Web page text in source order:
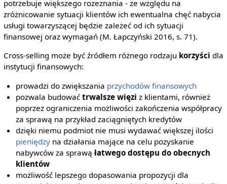
potrzebuje większego rozeznania - ze względu na
zróżnicowanie sytuacji klientów ich ewentualna chęć nabycia
usługi towarzyszącej będzie zależeć od ich sytuacji
finansowej oraz wymagań (M. Łapczyński 2016, s. 71).
Cross-selling może być źródłem różnego rodzaju korzyści dla
instytucji finansowych:
prowadzi do zwiększania przychodów finansowych
pozwala budowaćtrwalsze więzi z klientami, również
poprzez ograniczenia możliwości zakończenia współpracy
za sprawą na przykład zaciągniętych kredytów
dzięki niemu podmiot nie musi wydawać większej ilości
pieniędzy na działania mające na celu pozyskanie
nabywców za sprawąłatwego dostępu do obecnych
klientów
możliwość lepszego dopasowania propozycji dla